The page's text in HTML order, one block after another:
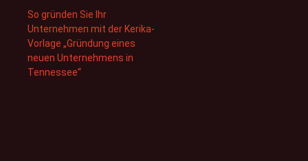
So gründen Sie Ihr
Unternehmen mit der Kerika-
Vorlage „Gründung eines
neuen Unternehmens in
Tennessee“